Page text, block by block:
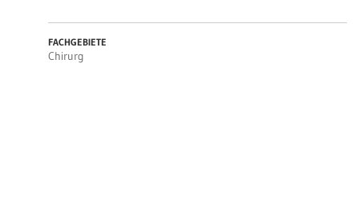
FACHGEBIETE
Chirurg